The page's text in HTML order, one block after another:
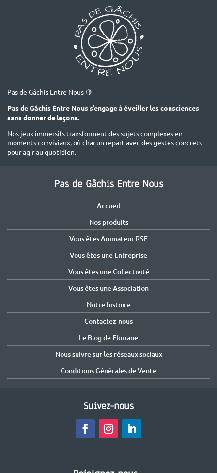
Pas de Gâchis Entre Nous 🍋
Pas de Gâchis Entre Nous s’engage à éveiller les consciences
sans donner de leçons.
Nos jeux immersifs transforment des sujets complexes en
moments conviviaux, où chacun repart avec des gestes concrets
pour agir au quotidien.
Pas de Gâchis Entre Nous
Accueil
Nos produits
Vous êtes Animateur RSE
Vous êtes une Entreprise
Vous êtes une Collectivité
Vous êtes une Association
Notre histoire
Contactez-nous
Le Blog de Floriane
Nous suivre sur les réseaux sociaux
Conditions Générales de Vente
Suivez-nous